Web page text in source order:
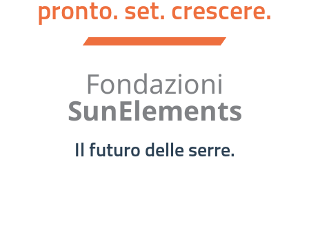
pronto. set. crescere.
Fondazioni
SunElements
Il futuro delle serre.